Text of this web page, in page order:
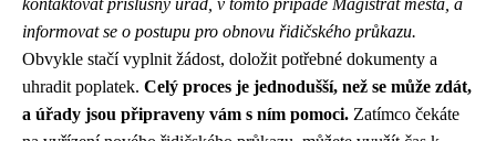
kontaktovat příslušný úřad, v tomto případě Magistrát města, a
informovat se o postupu pro obnovu řidičského průkazu.
Obvykle stačí vyplnit žádost, doložit potřebné dokumenty a
uhradit poplatek. Celý proces je jednodušší, než se může zdát,
a úřady jsou připraveny vám s ním pomoci. Zatímco čekáte